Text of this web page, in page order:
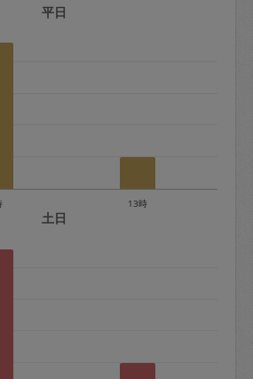
まで隔週定期は月1回までキャ
ル料金の設定について：
平日
13時
土日